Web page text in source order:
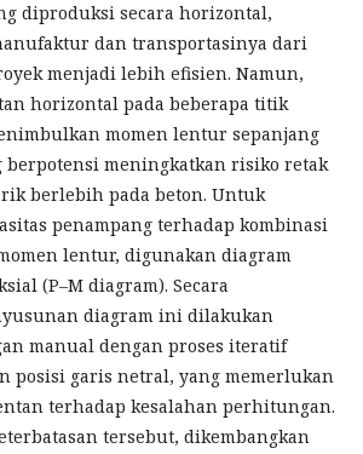
diproduksi secara horizontal,
dan transportasinya dari
menjadi lebih efisien. Namun,
horizontal pada beberapa titik
momen lentur sepanjang
berpotensi meningkatkan risiko retak
berlebih pada beton. Untuk
penampang terhadap kombinasi
lentur, digunakan diagram
(P–M diagram). Secara
diagram ini dilakukan
manual dengan proses iteratif
posisi garis netral, yang memerlukan
terhadap kesalahan perhitungan.
tersebut, dikembangkan